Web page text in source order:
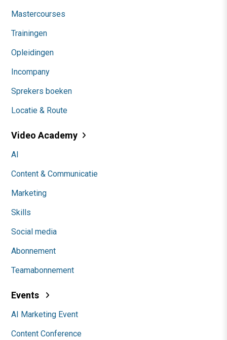
Mastercourses
Trainingen
Opleidingen
Incompany
Sprekers boeken
Locatie & Route
Video Academy
AI
Content & Communicatie
Marketing
Skills
Social media
Abonnement
Teamabonnement
Events
AI Marketing Event
Content Conference